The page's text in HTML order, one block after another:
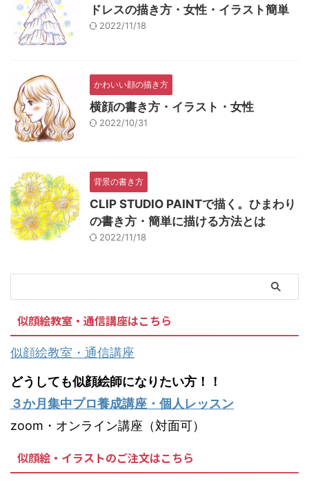
ドレスの描き方・女性・イラスト簡単
2022/11/18
かわいい顔の描き方
横顔の書き方・イラスト・女性
2022/10/31
背景の書き方
CLIP STUDIO PAINTで描く。ひまわり
の書き方・簡単に描ける方法とは
2022/11/18
似顔絵教室・通信講座はこちら
似顔絵教室・通信講座
どうしても似顔絵師になりたい方！！
３か月集中プロ養成講座・個人レッスン
zoom・オンライン講座（対面可）
似顔絵・イラストのご注文はこちら